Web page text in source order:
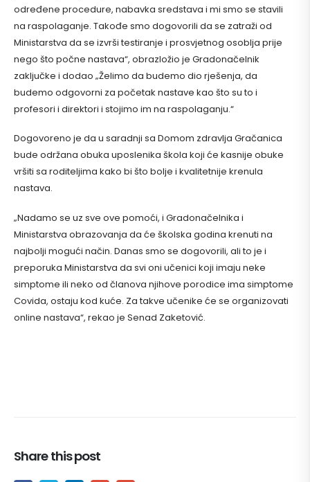
određene procedure, nabavka sredstava i mi smo se stavili
na raspolaganje. Takođe smo dogovorili da se zatraži od
Ministarstva da se izvrši testiranje i prosvjetnog osoblja prije
nego što počne nastava“, obrazložio je Gradonačelnik
zaključke i dodao „Želimo da budemo dio rješenja, da
budemo odgovorni za početak nastave kao što su to i
profesori i direktori i stojimo im na raspolaganju.“
Dogovoreno je da u saradnji sa Domom zdravlja Gračanica
bude održana obuka uposlenika škola koji će kasnije obuke
vršiti sa roditeljima kako bi što bolje i kvalitetnije krenula
nastava.
„Nadamo se uz sve ove pomoći, i Gradonačelnika i
Ministarstva obrazovanja da će školska godina krenuti na
najbolji mogući način. Danas smo se dogovorili, ali to je i
preporuka Ministarstva da svi oni učenici koji imaju neke
simptome ili neko od članova njihove porodice ima simptome
Covida, ostaju kod kuće. Za takve učenike će se organizovati
online nastava“, rekao je Senad Zaketović.
Share this post